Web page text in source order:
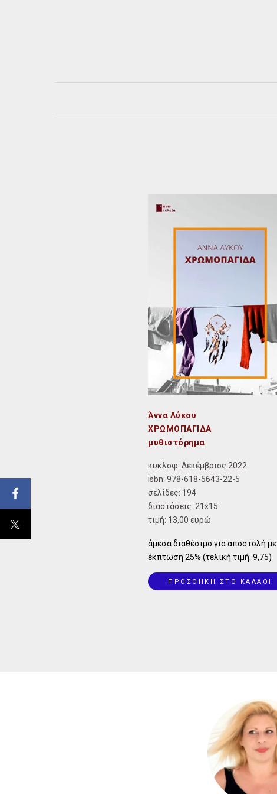
κυκλοφ: Δεκέμβριος 2022
isbn: 978-618-5643-22-5
σελίδες: 194
διαστάσεις: 21x15
τιμή: 13,00 ευρώ
ΠΡΟΣΘΗΚΗ ΣΤΟ ΚΑΛΑΘΙ
Άννα Λύκου
ΧΡΩΜΟΠΑΓΙΔΑ
μυθιστόρημα
άμεσα διαθέσιμο για αποστολή με
έκπτωση 25% (τελική τιμή: 9,75)